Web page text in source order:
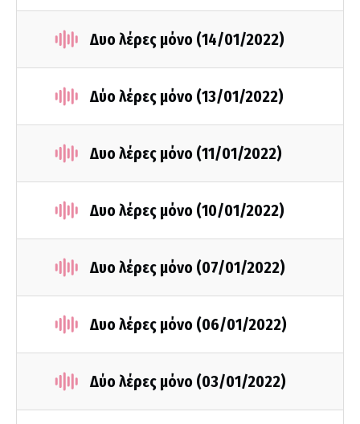
Δυο λέρες μόνο (14/01/2022)
Δύο λέρες μόνο (13/01/2022)
Δυο λέρες μόνο (11/01/2022)
Δυο λέρες μόνο (10/01/2022)
Δυο λέρες μόνο (07/01/2022)
Δυο λέρες μόνο (06/01/2022)
Δύο λέρες μόνο (03/01/2022)